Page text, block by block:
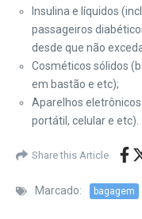
Insulina e líquidos
passageiros
desde que não
Cosméticos sólidos
em bastão e etc);
Aparelhos
portátil, celular e etc).
Share this Article
Marcado: bagagem